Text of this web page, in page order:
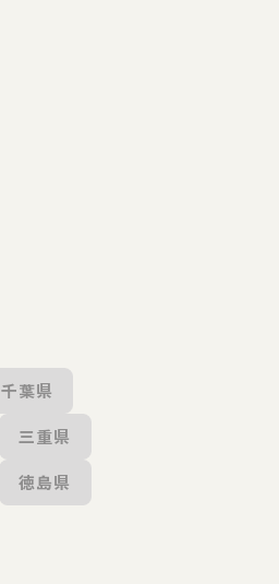
千葉県
三重県
徳島県